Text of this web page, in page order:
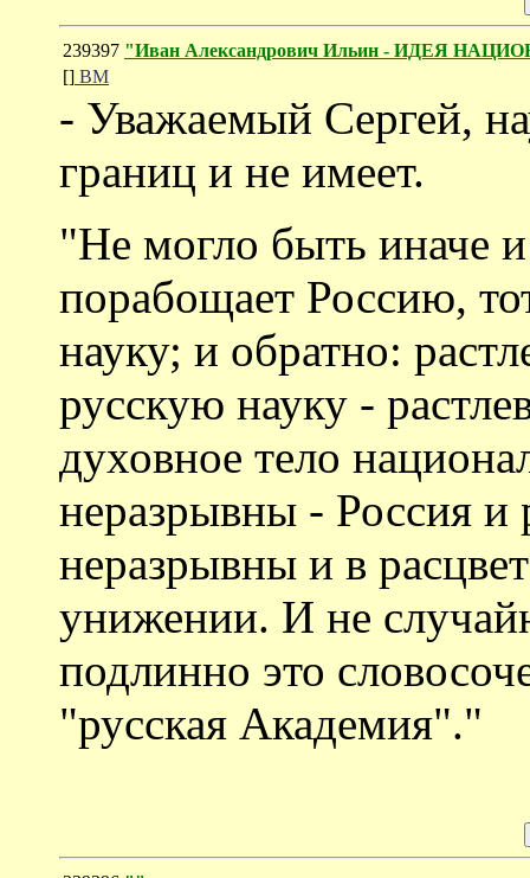
239397 "Иван Александрович Ильин - ИДЕЯ
[] ВМ
- Уважаемый Сергей,
границ и не имеет.
"Не могло быть иначе
порабощает Россию,
науку; и обратно:
русскую науку -
духовное тело
неразрывны - Россия и
неразрывны и в
унижении. И не
подлинно это
"русская Академия"."